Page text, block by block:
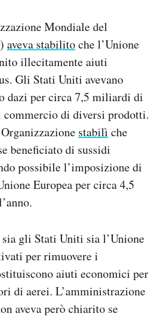
Mondiale del
aveva stabilitoche l’Unione
illecitamente aiuti
Gli Stati Uniti avevano
dazi per circa 7,5 miliardi di
commercio di diversi prodotti.
stabilì che
beneficiato di sussidi
possibile l’imposizione di
Europea per circa 4,5
gli Stati Uniti sia l’Unione
per rimuovere i
aiuti economici per
di aerei. L’amministrazione
aveva però chiarito se